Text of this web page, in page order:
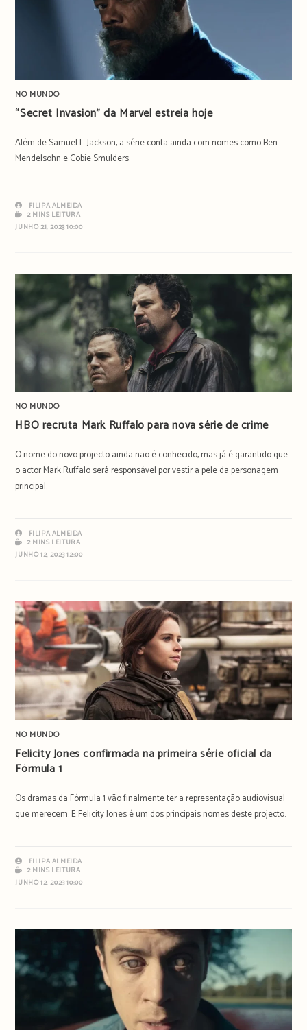
NO MUNDO
“Secret Invasion” da Marvel estreia hoje
Além de Samuel L. Jackson, a série conta ainda com nomes como Ben
Mendelsohn e Cobie Smulders.
FILIPA ALMEIDA
2 MINS LEITURA
JUNHO 21, 2023 10:00
NO MUNDO
HBO recruta Mark Ruffalo para nova série de crime
O nome do novo projecto ainda não é conhecido, mas já é garantido que
o actor Mark Ruffalo será responsável por vestir a pele da personagem
principal.
FILIPA ALMEIDA
2 MINS LEITURA
JUNHO 12, 2023 12:00
NO MUNDO
Felicity Jones confirmada na primeira série oficial da
Fórmula 1
Os dramas da Fórmula 1 vão finalmente ter a representação audiovisual
que merecem. E Felicity Jones é um dos principais nomes deste projecto.
FILIPA ALMEIDA
2 MINS LEITURA
JUNHO 12, 2023 10:00